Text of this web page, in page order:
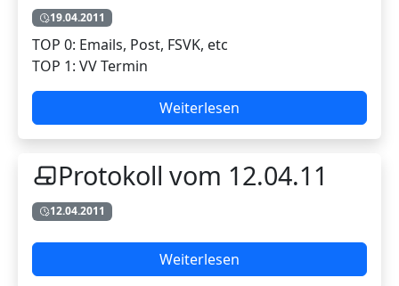
19.04.2011
TOP 0: Emails, Post, FSVK, etc
TOP 1: VV Termin
Weiterlesen
Protokoll vom 12.04.11
12.04.2011
Weiterlesen